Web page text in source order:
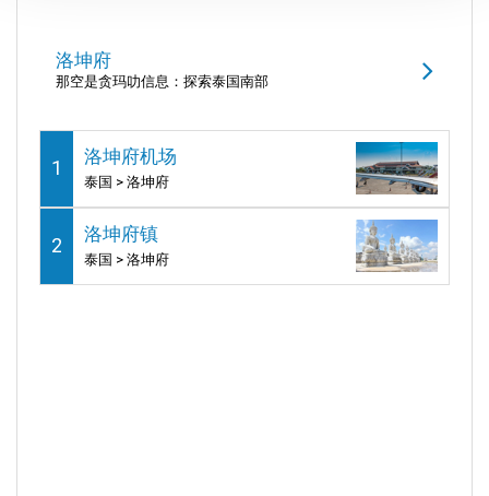
洛坤府
那空是贪玛叻信息：探索泰国南部
1
洛坤府机场
泰国 > 洛坤府
2
洛坤府镇
泰国 > 洛坤府